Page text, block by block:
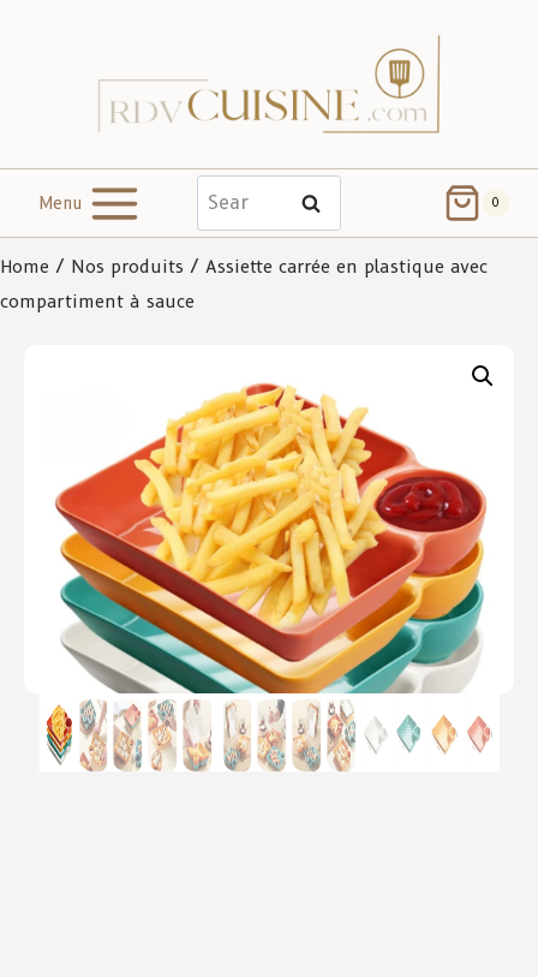
Menu Search 0
Home / Nos produits / Assiette carrée en plastique avec
compartiment à sauce